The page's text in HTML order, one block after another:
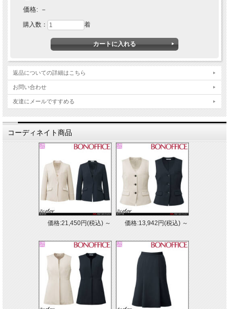
価格: －
購入数： 着
返品についての詳細はこちら
お問い合わせ
友達にメールですすめる
コーディネイト商品
価格:21,450円(税込)～ 価格:13,942円(税込)～